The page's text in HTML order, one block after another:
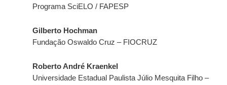
Programa SciELO / FAPESP
Gilberto Hochman
Fundação Oswaldo Cruz – FIOCRUZ
Roberto André Kraenkel
Universidade Estadual Paulista Júlio Mesquita Filho –